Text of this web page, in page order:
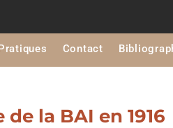
Contact
la BAI en 1916